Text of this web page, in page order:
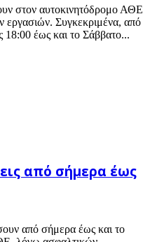
στον αυτοκινητόδρομο ΑΘΕ
εργασιών. Συγκεκριμένα, από
18:00 έως και το Σάββατο...
από σήμερα έως
από σήμερα έως και το